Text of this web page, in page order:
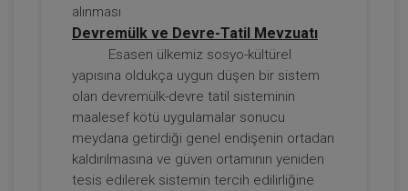
Tüketici Hukuku Enstitüsü
alınması
Devremülk ve Devre-Tatil Mevzuatı
Esasen ülkemiz sosyo-kültürel
yapısına oldukça uygun düşen bir sistem
olan devremülk-devre tatil sisteminin
maalesef kötü uygulamalar sonucu
meydana getirdiği genel endişenin ortadan
kaldırılmasına ve güven ortamının yeniden
tesis edilerek sistemin tercih edilirliğine